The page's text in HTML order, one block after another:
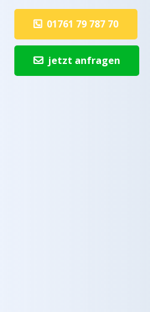
01761 79 787 70
jetzt anfragen